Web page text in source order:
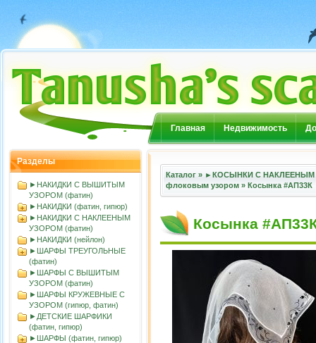
Главная Недвижимость
Разделы
►НАКИДКИ С ВЫШИТЫМ
УЗОРОМ (фатин)
►НАКИДКИ (фатин, гипюр)
►НАКИДКИ С НАКЛЕЕНЫМ
УЗОРОМ (фатин)
►НАКИДКИ (нейлон)
►ШАРФЫ ТРЕУГОЛЬНЫЕ
(фатин)
►ШАРФЫ С ВЫШИТЫМ
УЗОРОМ (фатин)
►ШАРФЫ КРУЖЕВНЫЕ С
УЗОРОМ (гипюр, фатин)
►ДЕТСКИЕ ШАРФИКИ
(фатин, гипюр)
►ШАРФЫ (фатин, гипюр)
Каталог » ►КОСЫНКИ С НАКЛЕЕНЫМ
флоковым узором » Косынка #АП33К
Косынка